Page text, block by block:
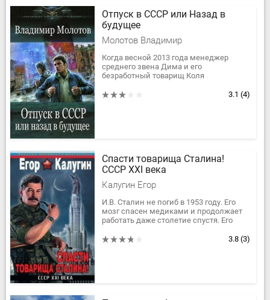
Отпуск в СССР или Назад в
будущее
Молотов Владимир
Когда весной 2013 года менеджер
среднего звена Дима и его
безработный товарищ Коля
они и не подозревали, какие проблемы
3.1 (4)
Спасти товарища Сталина!
СССР XXI века
Калугин Егор
И.В. Сталин не погиб в 1953 году. Его
мозг спасен медиками и продолжает
работать даже столетие спустя. Его
катаклизмы XX века. Его...
3.8 (3)